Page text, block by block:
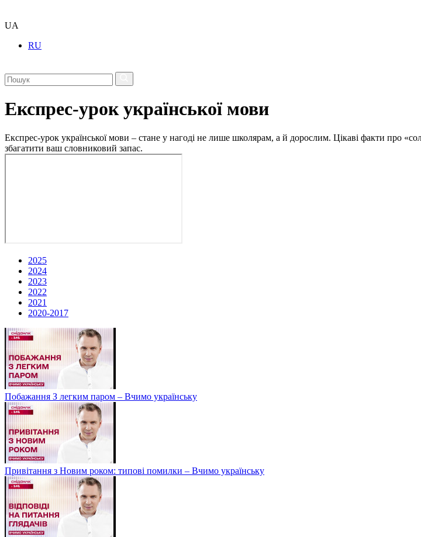
UA
RU
Експрес-урок української мови
Експрес-урок української мови – стане у нагоді не лише школярам, а й дорослим. Цікаві факти про
збагатити ваш словниковий запас.
2025
2024
2023
2022
2021
2020-2017
Побажання З легким паром – Вчимо українську
Привітання з Новим роком: типові помилки – Вчимо українську